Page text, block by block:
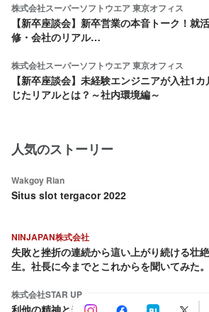
株式会社スーパーソフトウエア 東京オフィス
【新卒座談会】新卒営業の本音トーク！就
修・会社のリアル…
株式会社スーパーソフトウエア 東京オフィス
【新卒座談会】未経験エンジニアが入社1
じたリアルとは？～社内環境編～
人気のストーリー
Wakgoy Rian
Situs slot tergacor 2022
NINJAPAN株式会社
失敗と挫折の連続から這い上がり続ける壮
生。社長に今までとこれからを聞いてみた。
株式会社STAR UP
利他の精神と当事者意識：CPO池田八輝が